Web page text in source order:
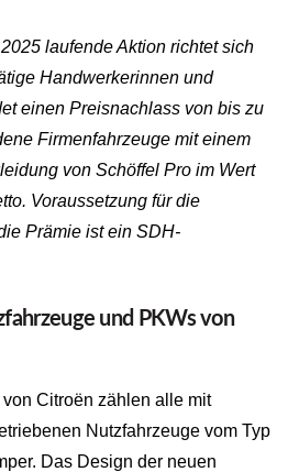
laufende Aktion richtet sich
Handwerkerinnen und
einen Preisnachlass von bis zu
Firmenfahrzeuge mit einem
von Schöffel Pro im Wert
Voraussetzung für die
Prämie ist ein SDH-
und PKWs von
Citroën zählen alle mit
Nutzfahrzeuge vom Typ
Das Design der neuen